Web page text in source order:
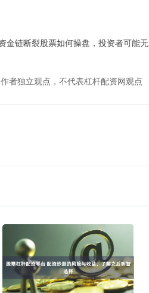
金链断裂股票如何操盘，投资者可能无
者独立观点，不代表杠杆配资网观点